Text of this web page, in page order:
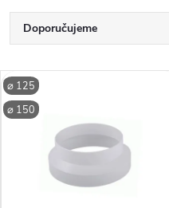
Ř
a
z
Doporučujeme
Nejdražší
Nejprodávanější
Abecedně
V
ý
⌀ 125
⌀ 150